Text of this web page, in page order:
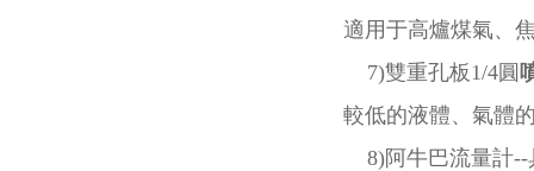
適用于高爐煤氣、
7)雙重孔板1/4圓
較低的液體、氣體
8)阿牛巴流量計--